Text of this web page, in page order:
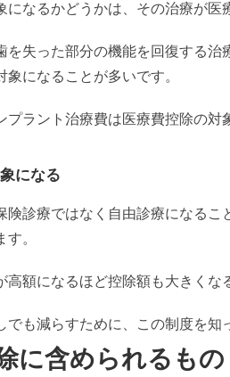
になるかどうかは、その治療が医
を失った部分の機能を回復する治
象になることが多いです。
プラント治療費は医療費控除の対
になる
険診療ではなく自由診療になる
。
高額になるほど控除額も大きくな
でも減らすために、この制度を知
に含められるもの